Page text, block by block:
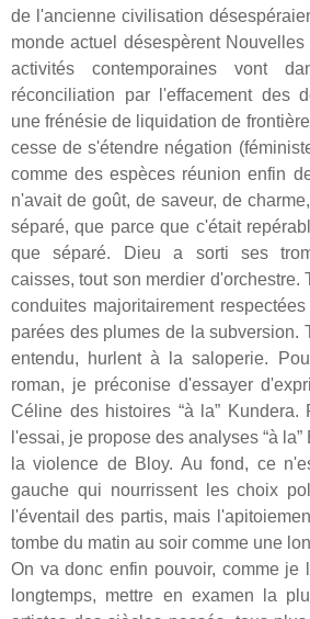
de l'ancienne civilisation
monde actuel désespèrent
activités contemporaines vont
réconciliation par l'effacement des
une frénésie de liquidation de
cesse de s'étendre négation
comme des espèces réunion enfin
n'avait de goût, de saveur, de
séparé, que parce que c'était
que séparé. Dieu a sorti ses
caisses, tout son merdier d'orchestre.
conduites majoritairement
parées des plumes de la subversion.
entendu, hurlent à la saloperie.
roman, je préconise d'essayer
Céline des histoires “à la”
l'essai, je propose des analyses “à
la violence de Bloy. Au fond, ce
gauche qui nourrissent les choix
l'éventail des partis, mais
tombe du matin au soir comme une
On va donc enfin pouvoir, comme je
longtemps, mettre en examen la